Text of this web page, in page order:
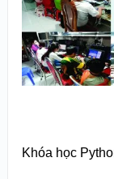
Khóa học